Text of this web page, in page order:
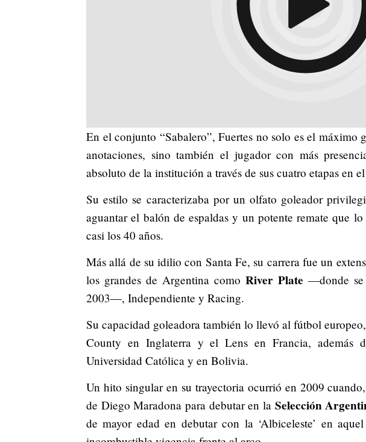
En el conjunto “Sabalero”, Fuertes no solo es el máximo
anotaciones, sino también el jugador con más
absoluto de la institución a través de sus cuatro etapas en
Su estilo se caracterizaba por un olfato goleador
aguantar el balón de espaldas y un potente remate que
casi los 40 años.
Más allá de su idilio con Santa Fe, su carrera fue un
los grandes de Argentina como River Plate —donde se
2003—, Independiente y Racing.
Su capacidad goleadora también lo llevó al fútbol
County en Inglaterra y el Lens en Francia, además
Universidad Católica y en Bolivia.
Un hito singular en su trayectoria ocurrió en 2009
de Diego Maradona para debutar en la Selección
de mayor edad en debutar con la ‘Albiceleste’ en